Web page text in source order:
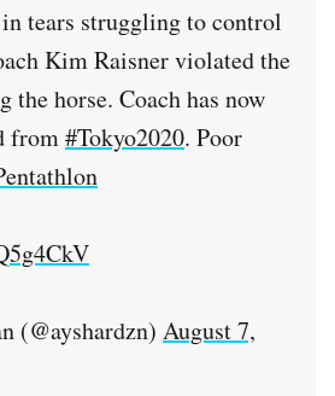
in tears struggling to control
Kim Raisner violated the
the horse. Coach has now
from#Tokyo2020. Poor
(@ayshardzn) August 7,